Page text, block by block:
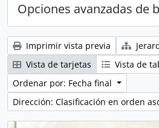
Opciones avanzadas de
Imprimir vista previa
Vista de tarjetas
Vista de
Ordenar por: Fecha final
Dirección: Clasificación en orden